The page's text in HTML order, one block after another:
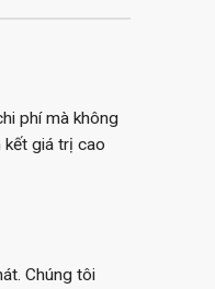
phí mà không
giá trị cao
Chúng tôi